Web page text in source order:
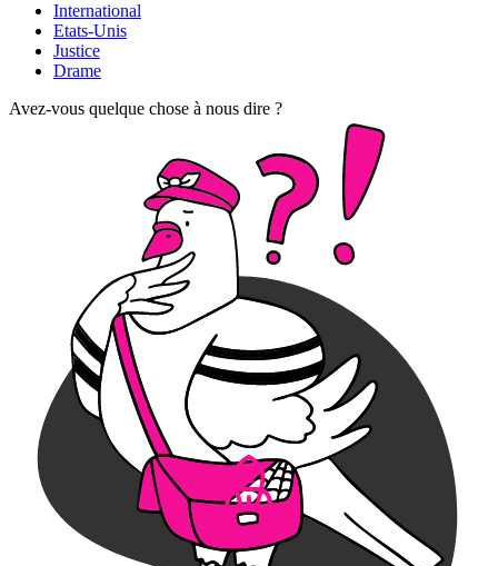
International
Etats-Unis
Justice
Drame
Avez-vous quelque chose à nous dire ?